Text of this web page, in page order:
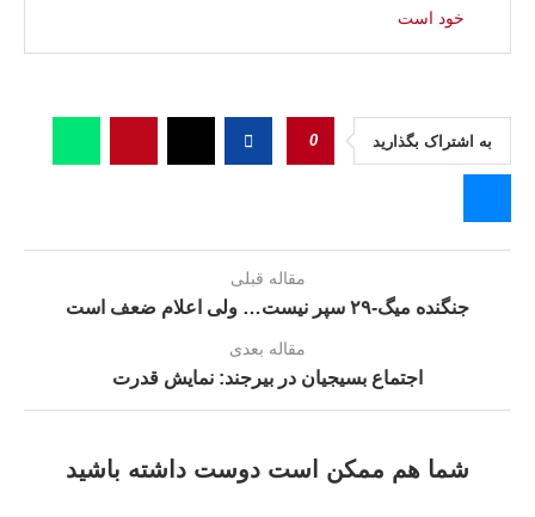
خود است
به اشتراک بگذارید 0
مقاله قبلی
جنگنده میگ-۲۹ سپر نیست… ولى اعلام ضعف است
مقاله بعدی
اجتماع بسیجیان در بیرجند: نمایش قدرت
شما هم ممکن است دوست داشته باشید